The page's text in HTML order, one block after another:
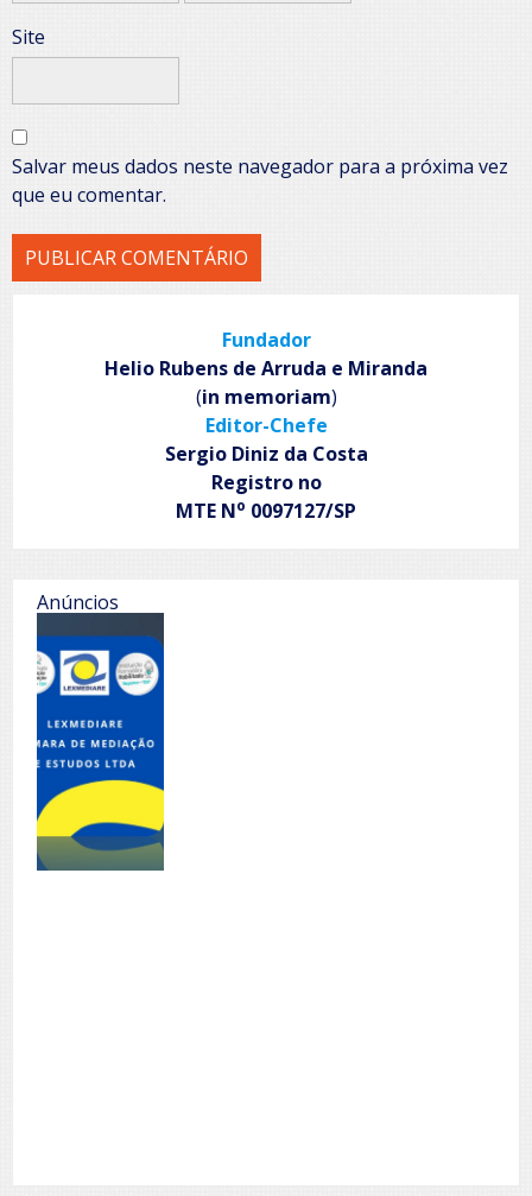
Site
Salvar meus dados neste navegador para a próxima vez
que eu comentar.
Fundador
Helio Rubens de Arruda e Miranda
(in memoriam)
Editor-Chefe
Sergio Diniz da Costa
Registro no
MTE No 0097127/SP
Anúncios